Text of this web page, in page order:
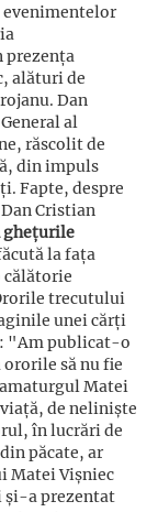
evenimentelor
prezența
alături de
Dan
al
răscolit de
din impuls
Fapte, despre
Cristian
ghețurile
la fața
călătorie
trecutului
unei cărți
"Am publicat-o
să nu fie
Matei
de neliniște
în lucrări de
păcate, ar
Matei Vișniec
și-a prezentat